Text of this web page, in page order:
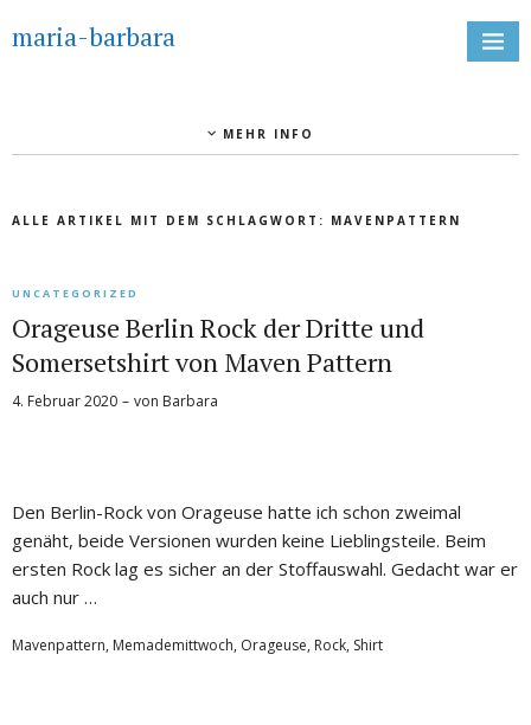
maria-barbara
MEHR INFO
ALLE ARTIKEL MIT DEM SCHLAGWORT: MAVENPATTERN
UNCATEGORIZED
Orageuse Berlin Rock der Dritte und
Somersetshirt von Maven Pattern
4. Februar 2020 von Barbara
Den Berlin-Rock von Orageuse hatte ich schon zweimal
genäht, beide Versionen wurden keine Lieblingsteile. Beim
ersten Rock lag es sicher an der Stoffauswahl. Gedacht war er
auch nur …
Mavenpattern, Memademittwoch, Orageuse, Rock, Shirt